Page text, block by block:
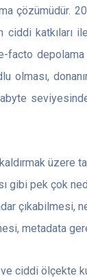
çözümüdür.
ciddi
facto
olması,
üzere
pek çok
metadata
ciddi ölçekte